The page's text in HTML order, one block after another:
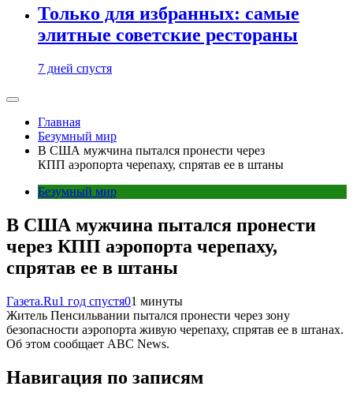
Только для избранных: самые
элитные советские рестораны
7 дней спустя
Главная
Безумный мир
В США мужчина пытался пронести через
КПП аэропорта черепаху, спрятав ее в штаны
Безумный мир
В США мужчина пытался пронести
через КПП аэропорта черепаху,
спрятав ее в штаны
Газета.Ru1 год спустя01 минуты
Житель Пенсильвании пытался пронести через зону
безопасности аэропорта живую черепаху, спрятав ее в штанах.
Об этом сообщает ABC News.
Навигация по записям